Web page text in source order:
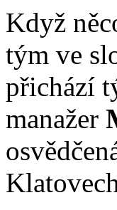
Když
tým ve
přichází
manažer